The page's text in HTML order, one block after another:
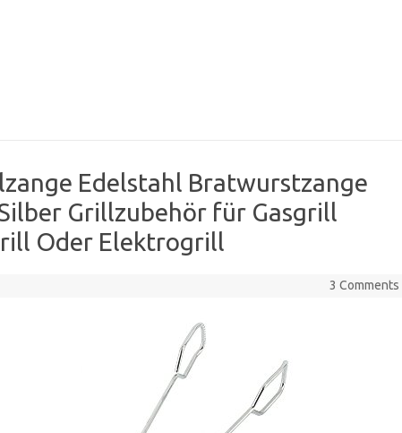
Edelstahl Bratwurstzange
Grillzubehör für Gasgrill
Oder Elektrogrill
3 Comments